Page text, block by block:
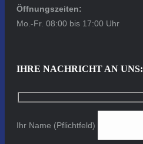
Öffnungszeiten:
Mo.-Fr. 08:00 bis 17:00 Uhr
IHRE NACHRICHT AN UNS:
Ihr Name (Pflichtfeld)